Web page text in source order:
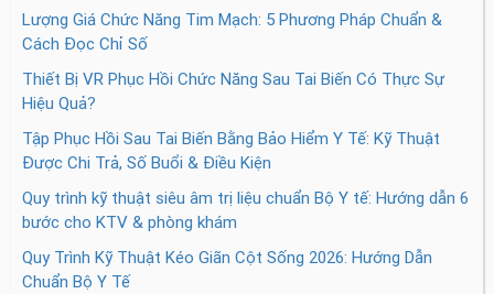
Lượng Giá Chức Năng Tim Mạch: 5 Phương Pháp Chuẩn &
Cách Đọc Chỉ Số
Thiết Bị VR Phục Hồi Chức Năng Sau Tai Biến Có Thực Sự
Hiệu Quả?
Tập Phục Hồi Sau Tai Biến Bằng Bảo Hiểm Y Tế: Kỹ Thuật
Được Chi Trả, Số Buổi & Điều Kiện
Quy trình kỹ thuật siêu âm trị liệu chuẩn Bộ Y tế: Hướng dẫn 6
bước cho KTV & phòng khám
Quy Trình Kỹ Thuật Kéo Giãn Cột Sống 2026: Hướng Dẫn
Chuẩn Bộ Y Tế